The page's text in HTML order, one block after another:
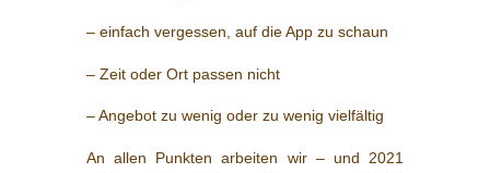
– einfach vergessen, auf die App zu schaun
– Zeit oder Ort passen nicht
– Angebot zu wenig oder zu wenig vielfältig
An allen Punkten arbeiten wir – und 2021